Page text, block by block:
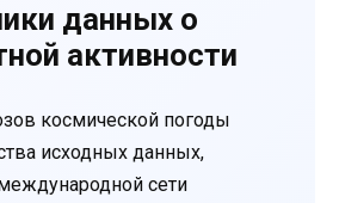
данных о
активности
космической погоды
исходных данных,
сети